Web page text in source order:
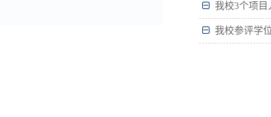
我校3个项目
我校参评学